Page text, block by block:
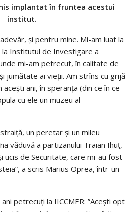
implantat în fruntea acestui
institut.
și pentru mine. Mi-am luat la
Institutul de Investigare a
mi-am petrecut, în calitate de
jumătate ai vieții. Am strîns cu grijă
ani, în speranța (din ce în ce
cu ele un muzeu al
un peretar și un mileu
văduvă a partizanului Traian Ihuț,
ucis de Securitate, care mi-au fost
a scris Marius Oprea, într-un
petrecuți la IICCMER: ”Acești opt